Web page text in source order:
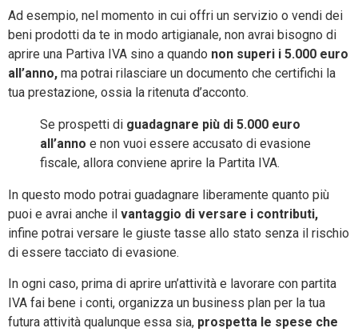
Ad esempio, nel momento in cui offri un servizio o vendi dei
beni prodotti da te in modo artigianale, non avrai bisogno di
aprire una Partiva IVA sino a quando non superi i 5.000 euro
all’anno, ma potrai rilasciare un documento che certifichi la
tua prestazione, ossia la ritenuta d’acconto.
Se prospetti di guadagnare più di 5.000 euro
all’anno e non vuoi essere accusato di evasione
fiscale, allora conviene aprire la Partita IVA.
In questo modo potrai guadagnare liberamente quanto più
puoi e avrai anche il vantaggio di versare i contributi,
infine potrai versare le giuste tasse allo stato senza il rischio
di essere tacciato di evasione.
In ogni caso, prima di aprire un’attività e lavorare con partita
IVA fai bene i conti, organizza un business plan per la tua
futura attività qualunque essa sia, prospetta le spese che